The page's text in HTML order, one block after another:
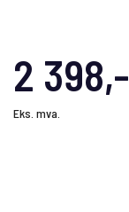
2 398,-
Eks. mva.